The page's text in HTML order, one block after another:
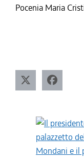
Pocenia Maria